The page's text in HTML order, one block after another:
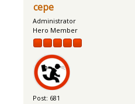
cepe
Administrator
Hero Member
Post: 681